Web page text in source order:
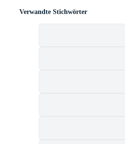
Verwandte Stichwörter